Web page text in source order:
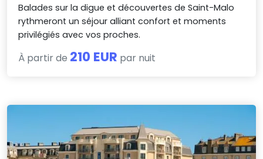
Balades sur la digue et découvertes de Saint-Malo
rythmeront un séjour alliant confort et moments
privilégiés avec vos proches.
À partir de 210 EUR par nuit